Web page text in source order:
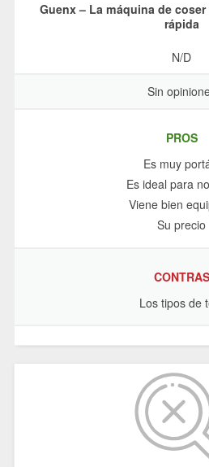
Guenx – La máquina de
rápida
N/D
Sin
PROS
Es muy
Es ideal para
Viene bien
Su precio
CONTRAS
Los tipos de